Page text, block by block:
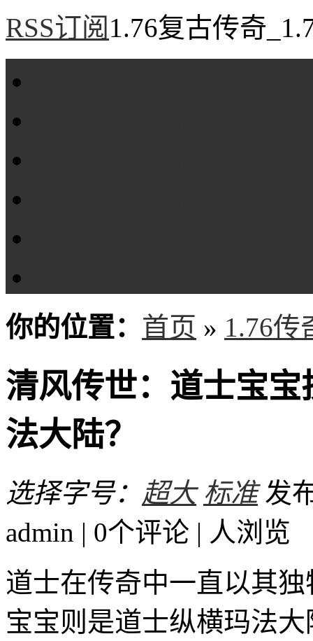
RSS订阅 1.76复古传奇
你的位置： 首页 » 1.76传
清风传世：道士宝
法大陆？
选择字号： 超大 标准 发
admin | 0个评论 | 人浏览
道士在传奇中一直以其
宝宝则是道士纵横玛法